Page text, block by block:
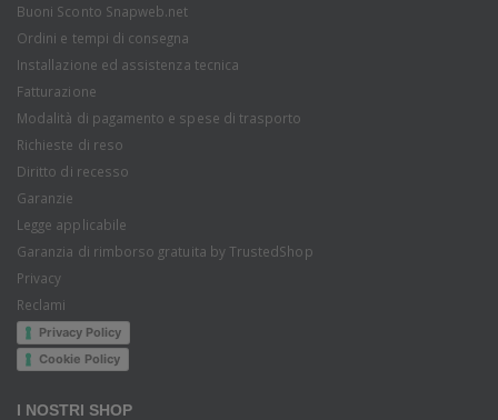
Buoni Sconto Snapweb.net
Ordini e tempi di consegna
Installazione ed assistenza tecnica
Fatturazione
Modalità di pagamento e spese di trasporto
Richieste di reso
Diritto di recesso
Garanzie
Legge applicabile
Garanzia di rimborso gratuita by TrustedShop
Privacy
Reclami
Privacy Policy
Cookie Policy
I NOSTRI SHOP